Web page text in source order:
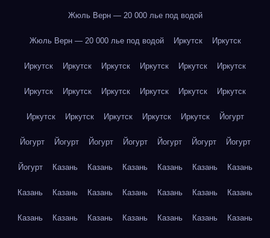
Жюль Верн — 20 000 лье под водой
Жюль Верн — 20 000 лье под водой Иркутск Иркутск
Иркутск Иркутск Иркутск Иркутск Иркутск Иркутск
Иркутск Иркутск Иркутск Иркутск Иркутск Иркутск
Иркутск Иркутск Иркутск Иркутск Иркутск Йогурт
Йогурт Йогурт Йогурт Йогурт Йогурт Йогурт Йогурт
Йогурт Казань Казань Казань Казань Казань Казань
Казань Казань Казань Казань Казань Казань Казань
Казань Казань Казань Казань Казань Казань Казань